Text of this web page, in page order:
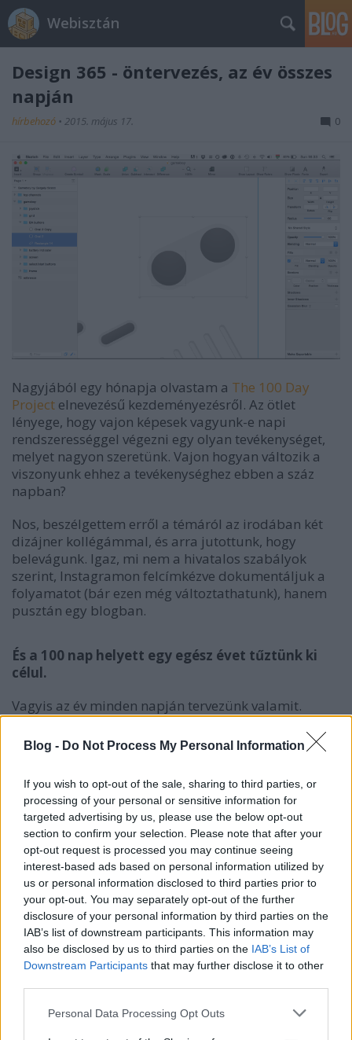
Blog - Do Not Process My Personal Information
If you wish to opt-out of the sale, sharing to third parties, or
processing of your personal or sensitive information for
targeted advertising by us, please use the below opt-out
section to confirm your selection. Please note that after your
opt-out request is processed you may continue seeing
interest-based ads based on personal information utilized by
us or personal information disclosed to third parties prior to
your opt-out. You may separately opt-out of the further
disclosure of your personal information by third parties on the
IAB’s list of downstream participants. This information may
also be disclosed by us to third parties on the IAB’s List of
Downstream Participants that may further disclose it to other
Please note that this website/app uses one or more Google
Personal Data Processing Opt Outs
Webisztán
Design 365 - öntervezés, az év összes
napján
hírbehozó • 2015. május 17. 0
Nagyjából egy hónapja olvastam a The 100 Day
Project elnevezésű kezdeményezésről. Az ötlet
lényege, hogy vajon képesek vagyunk-e napi
rendszerességgel végezni egy olyan tevékenységet,
melyet nagyon szeretünk. Vajon hogyan változik a
viszonyunk ehhez a tevékenységhez ebben a száz
napban?
Nos, beszélgettem erről a témáról az irodában két
dizájner kollégámmal, és arra jutottunk, hogy
belevágunk. Igaz, mi nem a hivatalos szabályok
szerint, Instagramon felcímkézve dokumentáljuk a
folyamatot (bár ezen még változtathatunk), hanem
pusztán egy blogban.
És a 100 nap helyett egy egész évet tűztünk ki
célul.
Vagyis az év minden napján tervezünk valamit.
Bármit. Egy ikont, egy színátmenetet, egy
kompozíciót, egy gombot, felhasználói felületet,
tényleg bármit, ami csak érdekel minket az adott
Hárman heti váltásban indultunk neki az egyéves
projektnek. Én kezdtem az első hetet. Őszintén szólva
az első pár napban eléggé lehetetlennek gondoltam,
hogy munka, család és szórakozás mellett még
külön időt szenteljek arra, hogy háromhetente egy
hét minden napján készítsek valamit egy blognak.
Egy hét után azonban azt gondolom, hogy igenis
lehetséges lesz végigcsinálni ezt az évet. Sőt, abban
is biztos vagyok már most, hogy rengeteget fogok